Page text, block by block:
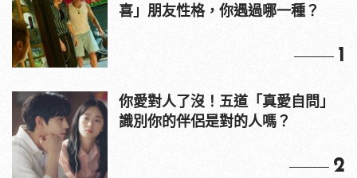
喜」朋友性格，你遇過哪一種？
1
你愛對人了沒！五道「真愛自問」
識別你的伴侶是對的人嗎？
2